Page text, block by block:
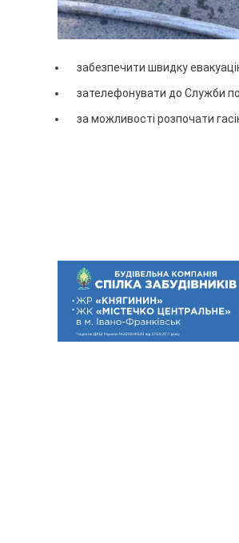
забезпечити швидку
зателефонувати до Служби
за можливості розпочати